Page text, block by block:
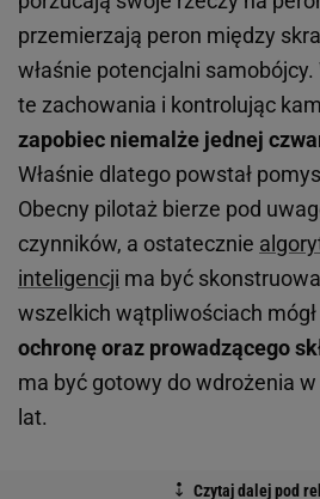
przemierzają peron między
właśnie potencjalni
te zachowania i kontrolując
zapobiec niemalże jednej
Właśnie dlatego powstał
Obecny pilotaż bierze pod
czynników, a ostatecznie
inteligencji ma być
wszelkich wątpliwościach mógł
ochronę oraz prowadzącego
ma być gotowy do wdrożenia
lat.